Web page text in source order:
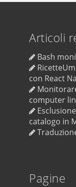
Articoli
Bash
con React
computer
catalogo in
Pagine